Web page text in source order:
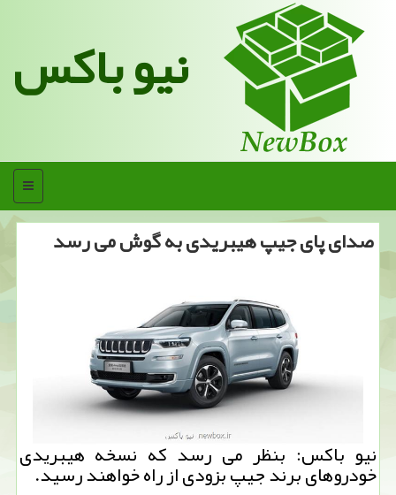
نیو باکس
منو
صدای پای جیپ هیبریدی به گوش می رسد
نیو باكس: بنظر می رسد كه نسخه هیبریدی
خودروهای برند جیپ بزودی از راه خواهند رسید.